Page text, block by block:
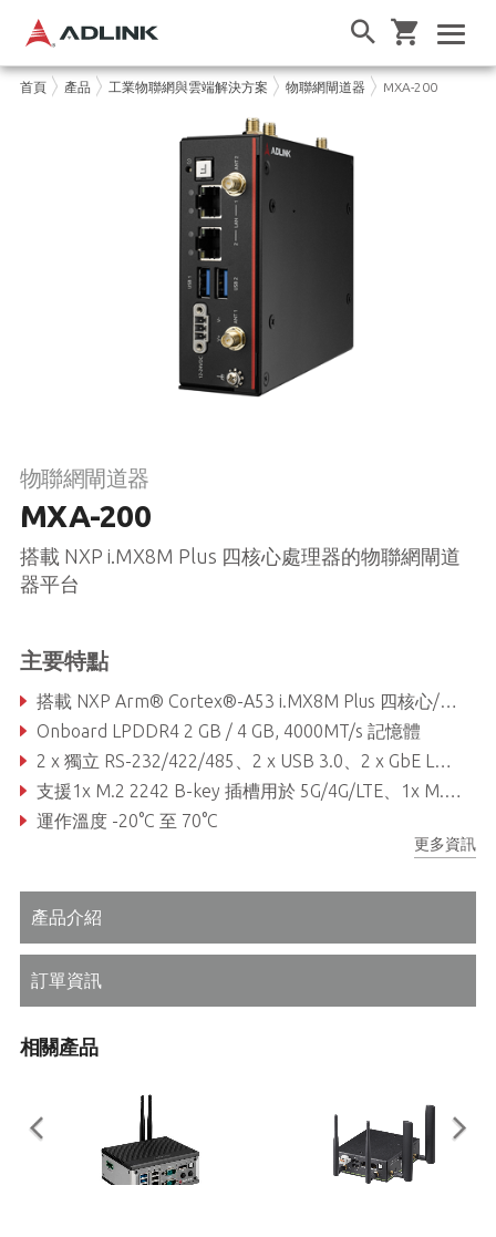
首頁 產品 工業物聯網與雲端解決方案 物聯網閘道器 MXA-200
物聯網閘道器
MXA-200
搭載 NXP i.MX8M Plus 四核心處理器的物聯網閘道
器平台
主要特點
搭載 NXP Arm® Cortex®-A53 i.MX8M Plus 四核心/雙核心處理器，高達1.8 GHz
Onboard LPDDR4 2 GB / 4 GB, 4000MT/s 記憶體
2 x 獨立 RS-232/422/485、2 x USB 3.0、2 x GbE LAN、1 x Micro SD、1 x HDMI (1920x1080，60Hz)
支援1x M.2 2242 B-key 插槽用於 5G/4G/LTE、1x M.2 2230 E-Key插槽用於Wifi
運作溫度 -20°C 至 70°C
更多資訊
產品介紹
訂單資訊
相關產品